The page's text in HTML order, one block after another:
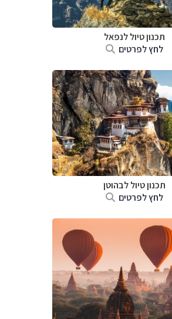
תכנון טיול לנפאל
לחץ לפרטים
תכנון טיול לבהוטן
לחץ לפרטים